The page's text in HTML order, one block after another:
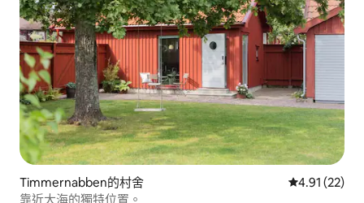
Timmernabben的村舍 從 22 則評價
4.91 (22)
靠近大海的獨特位置。